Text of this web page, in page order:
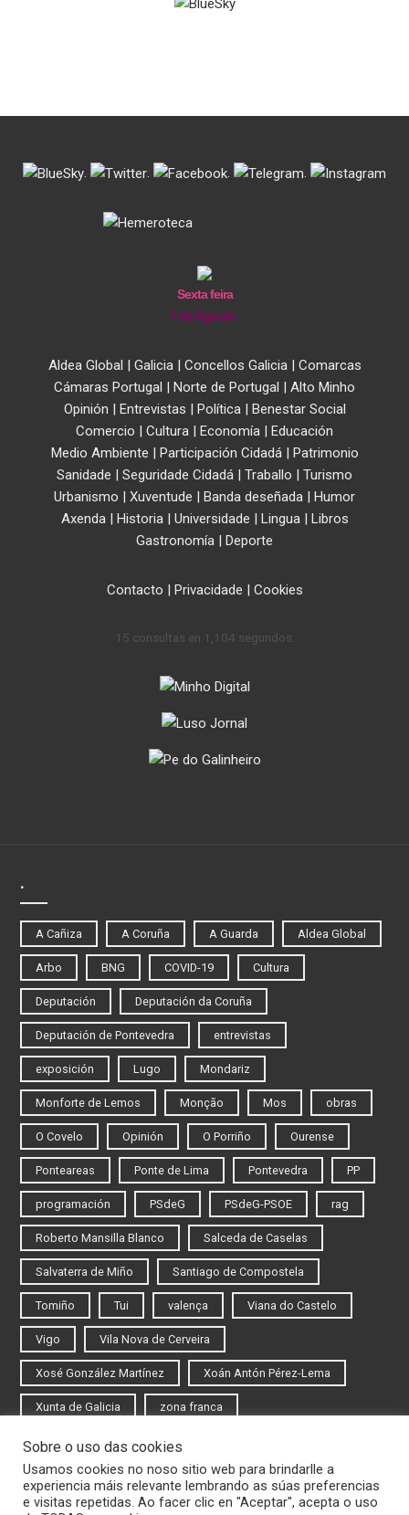
. . . .
Sexta feira
7 de Agosto
Aldea Global | Galicia| Concellos Galicia| Comarcas
Cámaras Portugal | Norte de Portugal | Alto Minho
Opinión | Entrevistas | Política| Benestar Social
Comercio | Cultura | Economía | Educación
Medio Ambiente | Participación Cidadá| Patrimonio
Sanidade | Seguridade Cidadá | Traballo | Turismo
Urbanismo | Xuventude | Banda deseñada | Humor
Axenda| Historia| Universidade | Lingua| Libros
Gastronomía | Deporte
Contacto | Privacidade | Cookies
15 consultas en 1,104 segundos.
.
A Cañiza A Coruña A Guarda Aldea Global
Arbo BNG COVID-19 Cultura
Deputación Deputación da Coruña
Deputación de Pontevedra entrevistas
exposición Lugo Mondariz
Monforte de Lemos Monção Mos obras
O Covelo Opinión O Porriño Ourense
Ponteareas Ponte de Lima Pontevedra PP
programación PSdeG PSdeG-PSOE rag
Roberto Mansilla Blanco Salceda de Caselas
Salvaterra de Miño Santiago de Compostela
Tomiño Tui valença Viana do Castelo
Vigo Vila Nova de Cerveira
Xosé González Martínez Xoán Antón Pérez-Lema
Xunta de Galicia zona franca
Iniciar sesión
Rexistrarse
Sobre o uso das cookies
Usamos cookies no noso sitio web para brindarlle a
experiencia máis relevante lembrando as súas preferencias
e visitas repetidas. Ao facer clic en "Aceptar", acepta o uso